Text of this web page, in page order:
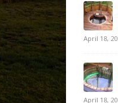
ist die
der weiblichen
Verwendung von
Badezubern mit